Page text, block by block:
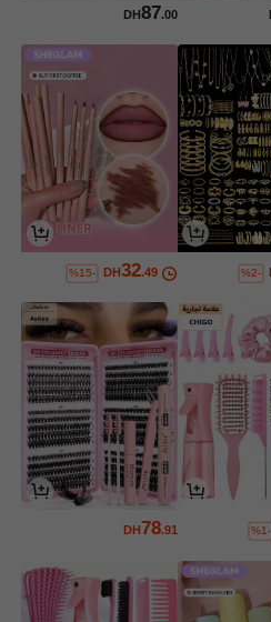
DH87.00
%2-
DH32.49
%15-
%1-
DH78.91